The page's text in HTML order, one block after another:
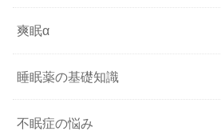
爽眠α
睡眠薬の基礎知識
不眠症の悩み